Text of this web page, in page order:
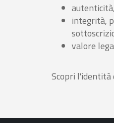
integrità,
valore
Scopri l'identità